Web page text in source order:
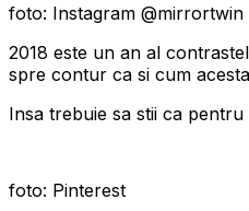
foto: Instagram @mirrortwin
2018 este un an al
spre contur ca si cum
Insa trebuie sa stii ca
foto: Pinterest